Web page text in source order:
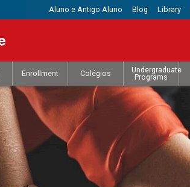
Aluno e Antigo Aluno Blog Library
Enrollment Colégios
Undergraduate
Programs